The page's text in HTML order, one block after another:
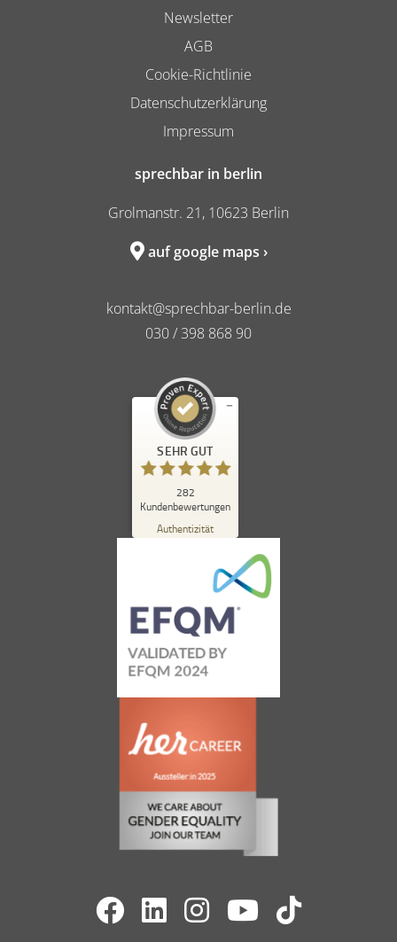
Newsletter
AGB
Cookie-Richtlinie
Datenschutzerklärung
Impressum
sprechbar in berlin
Grolmanstr. 21, 10623 Berlin
auf google maps ›
kontakt@sprechbar-berlin.de
030 / 398 868 90
SEHR GUT
282
Kundenbewertungen
Authentizität
Kundenbewertungen und Erfahrungen zu
sprechbar in berlin
Empfehlungen auf
ProvenExpert.com
4,84
/
262
Bewertungen auf
ProvenExpert.com
anderen Quelle
Blick aufs ProvenExpert-Profil werfen